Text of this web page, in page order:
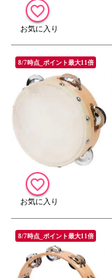
8/7時点_ポイント最大11倍
8/7時点_ポイント最大11倍